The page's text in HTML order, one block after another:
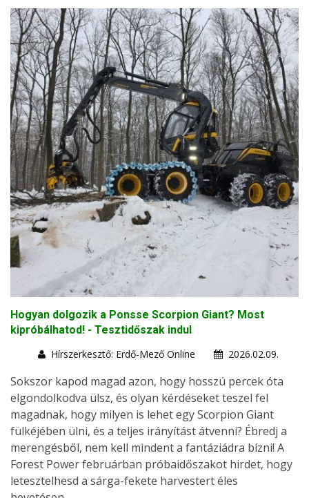
Hogyan dolgozik a Ponsse Scorpion Giant? Most
kipróbálhatod! - Tesztidőszak indul
Hírszerkesztő: Erdő-Mező Online
2026.02.09.
Sokszor kapod magad azon, hogy hosszú percek óta
elgondolkodva ülsz, és olyan kérdéseket teszel fel
magadnak, hogy milyen is lehet egy Scorpion Giant
fülkéjében ülni, és a teljes irányítást átvenni? Ébredj a
merengésből, nem kell mindent a fantáziádra bízni! A
Forest Power februárban próbaidőszakot hirdet, hogy
letesztelhesd a sárga-fekete harvestert éles